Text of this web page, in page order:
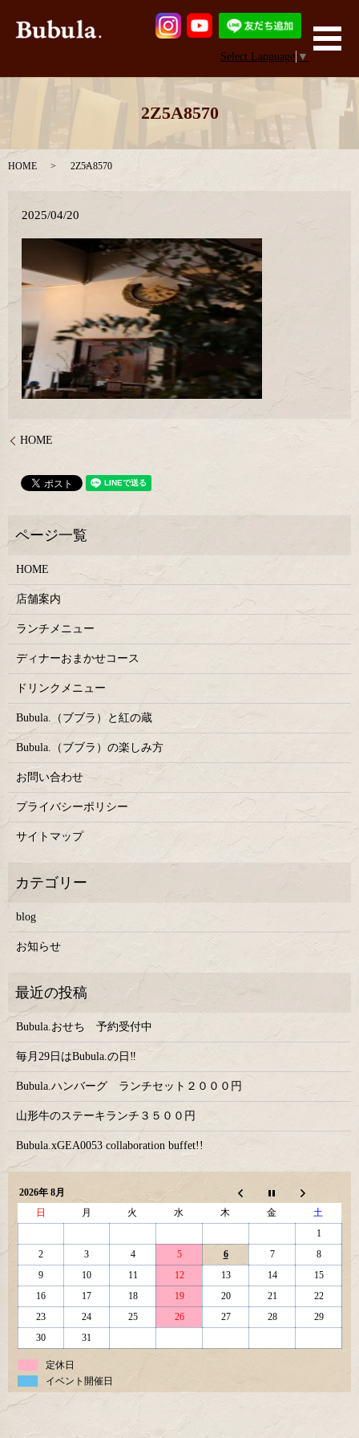
Select Language ▼
メ
2Z5A8570
HOME 2Z5A8570
2025/04/20
HOME
HOME
店舗案内
ランチメニュー
ディナーおまかせコース
ドリンクメニュー
Bubula.（ブブラ）と紅の蔵
Bubula.（ブブラ）の楽しみ方
お問い合わせ
プライバシーポリシー
サイトマップ
blog
お知らせ
Bubula.おせち 予約受付中
毎月29日はBubula.の日‼
Bubula.ハンバーグ ランチセット２０００円
山形牛のステーキランチ３５００円
Bubula.xGEA0053 collaboration buffet!!
2026年 8月
日
月 火 水 木 金
土
1
2
3 4 5 6 7
8
9
10 11 12 13 14
15
16
17 18 19 20 21
22
23
24 25 26 27 28
29
30
31
定休日
イベント開催日